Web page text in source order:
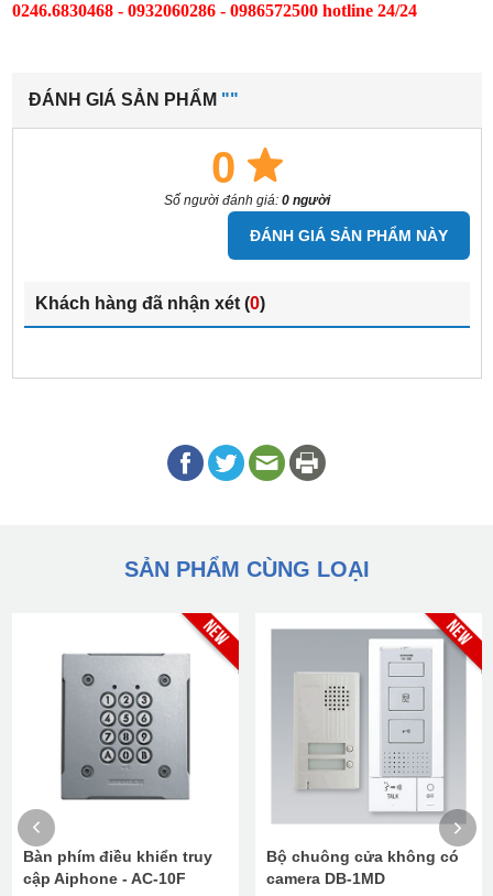
0246.6830468 - 0932060286 - 0986572500 hotline 24/24
ĐÁNH GIÁ SẢN PHẨM ""
0
Số người đánh giá: 0 người
ĐÁNH GIÁ SẢN PHẨM NÀY
Khách hàng đã nhận xét (0)
SẢN PHẨM CÙNG LOẠI
Bàn phím điều khiển truy
cập Aiphone - AC-10F
Bộ chuông cửa không có
camera DB-1MD